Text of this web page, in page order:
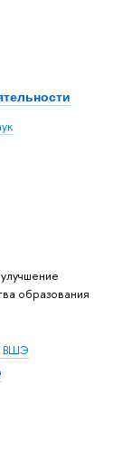
образования
ВШЭ